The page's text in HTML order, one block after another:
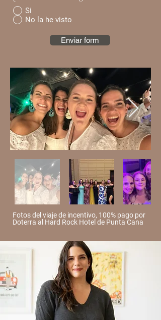
Si
No la he visto
Enviar form
Fotos del viaje de incentivo, 100% pago por
Doterra al Hard Rock Hotel de Punta Cana